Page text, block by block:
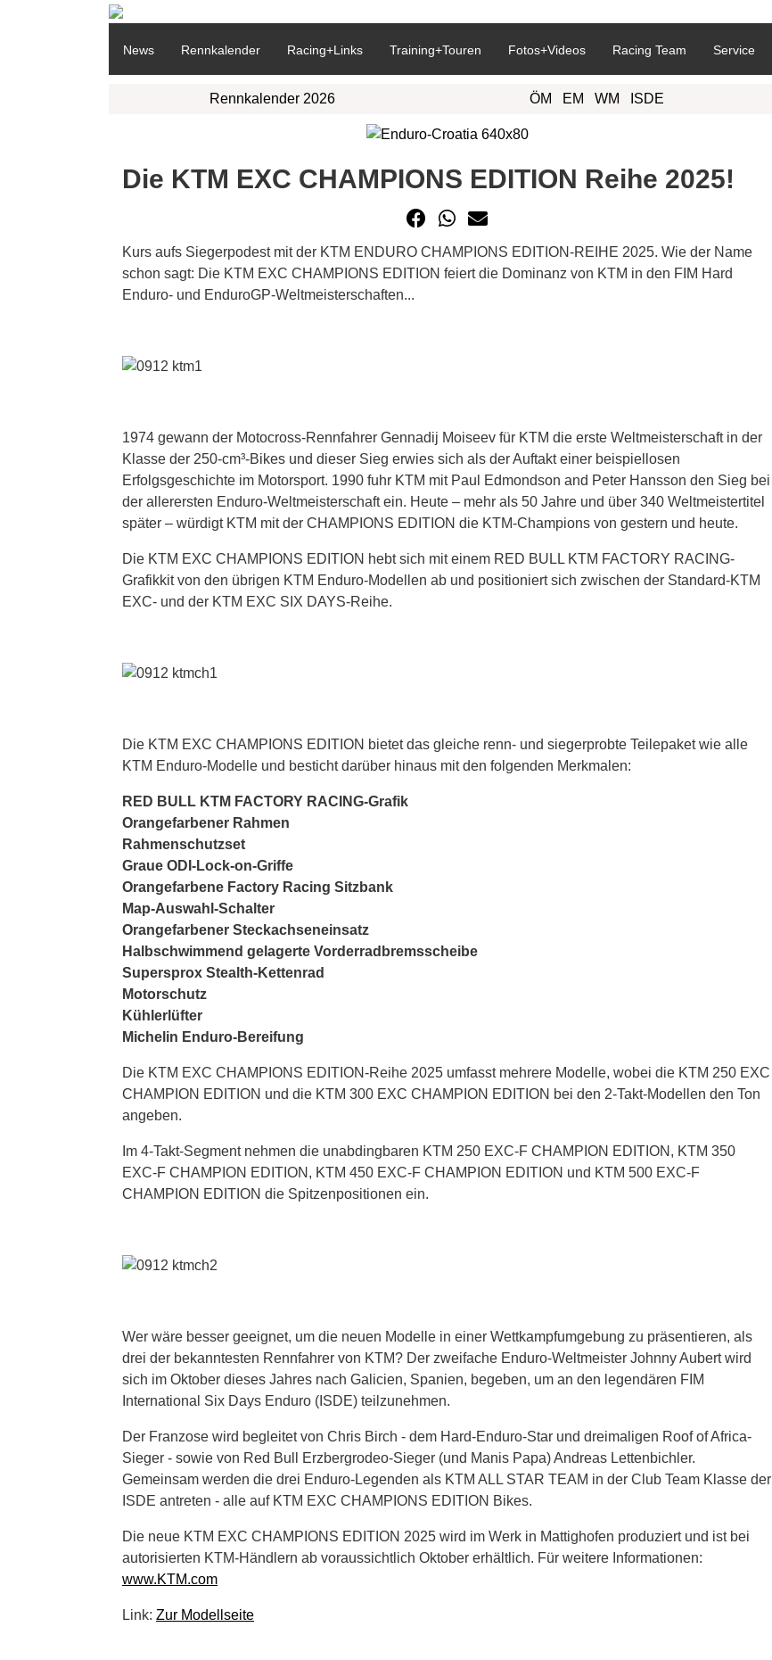
News Rennkalender Racing+Links Training+Touren Fotos+Videos Racing Team Service
Rennkalender 2026 ÖM EM WM ISDE
Die KTM EXC CHAMPIONS EDITION Reihe 2025!
Kurs aufs Siegerpodest mit der KTM ENDURO CHAMPIONS EDITION-REIHE 2025. Wie der Name
schon sagt: Die KTM EXC CHAMPIONS EDITION feiert die Dominanz von KTM in den FIM Hard
Enduro- und EnduroGP-Weltmeisterschaften...
1974 gewann der Motocross-Rennfahrer Gennadij Moiseev für KTM die erste Weltmeisterschaft in der
Klasse der 250-cm³-Bikes und dieser Sieg erwies sich als der Auftakt einer beispiellosen
Erfolgsgeschichte im Motorsport. 1990 fuhr KTM mit Paul Edmondson and Peter Hansson den Sieg bei
der allerersten Enduro-Weltmeisterschaft ein. Heute – mehr als 50 Jahre und über 340 Weltmeistertitel
später – würdigt KTM mit der CHAMPIONS EDITION die KTM-Champions von gestern und heute.
Die KTM EXC CHAMPIONS EDITION hebt sich mit einem RED BULL KTM FACTORY RACING-
Grafikkit von den übrigen KTM Enduro-Modellen ab und positioniert sich zwischen der Standard-KTM
EXC- und der KTM EXC SIX DAYS-Reihe.
Die KTM EXC CHAMPIONS EDITION bietet das gleiche renn- und siegerprobte Teilepaket wie alle
KTM Enduro-Modelle und besticht darüber hinaus mit den folgenden Merkmalen:
RED BULL KTM FACTORY RACING-Grafik
Orangefarbener Rahmen
Rahmenschutzset
Graue ODI-Lock-on-Griffe
Orangefarbene Factory Racing Sitzbank
Map-Auswahl-Schalter
Orangefarbener Steckachseneinsatz
Halbschwimmend gelagerte Vorderradbremsscheibe
Supersprox Stealth-Kettenrad
Motorschutz
Kühlerlüfter
Michelin Enduro-Bereifung
Die KTM EXC CHAMPIONS EDITION-Reihe 2025 umfasst mehrere Modelle, wobei die KTM 250 EXC
CHAMPION EDITION und die KTM 300 EXC CHAMPION EDITION bei den 2-Takt-Modellen den Ton
angeben.
Im 4-Takt-Segment nehmen die unabdingbaren KTM 250 EXC-F CHAMPION EDITION, KTM 350
EXC-F CHAMPION EDITION, KTM 450 EXC-F CHAMPION EDITION und KTM 500 EXC-F
CHAMPION EDITION die Spitzenpositionen ein.
Wer wäre besser geeignet, um die neuen Modelle in einer Wettkampfumgebung zu präsentieren, als
drei der bekanntesten Rennfahrer von KTM? Der zweifache Enduro-Weltmeister Johnny Aubert wird
sich im Oktober dieses Jahres nach Galicien, Spanien, begeben, um an den legendären FIM
International Six Days Enduro (ISDE) teilzunehmen.
Der Franzose wird begleitet von Chris Birch - dem Hard-Enduro-Star und dreimaligen Roof of Africa-
Sieger - sowie von Red Bull Erzbergrodeo-Sieger (und Manis Papa) Andreas Lettenbichler.
Gemeinsam werden die drei Enduro-Legenden als KTM ALL STAR TEAM in der Club Team Klasse der
ISDE antreten - alle auf KTM EXC CHAMPIONS EDITION Bikes.
Die neue KTM EXC CHAMPIONS EDITION 2025 wird im Werk in Mattighofen produziert und ist bei
autorisierten KTM-Händlern ab voraussichtlich Oktober erhältlich. Für weitere Informationen:
www.KTM.com
Link: Zur Modellseite